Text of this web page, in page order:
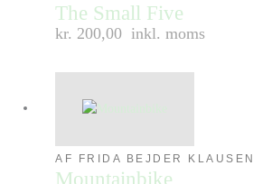
The Small Five
kr. 200,00 inkl. moms
AF FRIDA BEJDER KLAUSEN
Mountainbike